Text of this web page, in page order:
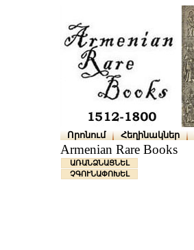
Որոնում Հեղինակներ
Armenian Rare Books
ԱՌԱՆՁՆԱՑՆԵԼ
ՉԳՈՒՆԱՓՈԽԵԼ